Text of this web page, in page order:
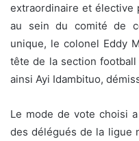
extraordinaire et élective
au sein du comité de
unique, le colonel Eddy
tête de la section
ainsi Ayi Idambituo,
Le mode de vote choisi
des délégués de la ligue